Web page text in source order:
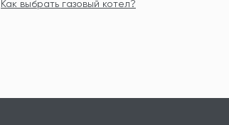
Как выбрать газовый котел?